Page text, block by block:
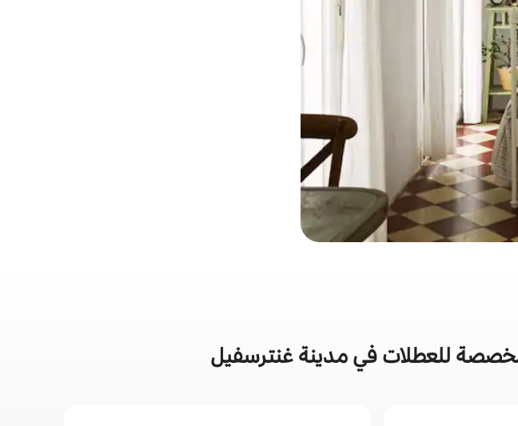
للعطلات في مدينة غنترسفيل